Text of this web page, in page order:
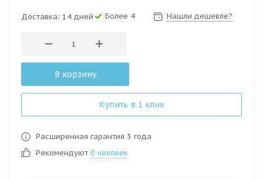
Доставка: 14 дней Более 4 Нашли дешевле?
В корзину
Купить в 1 клик
Расширенная гарантия 3 года
Рекомендуют 0 человек